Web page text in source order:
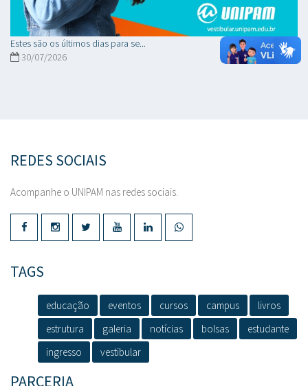
Estes são os últimos dias para se...
30/07/2026
REDES SOCIAIS
Acompanhe o UNIPAM nas redes sociais.
TAGS
educação eventos cursos campus
livros
estrutura
galeria notícias bolsas
estudante
ingresso
vestibular
PARCERIA